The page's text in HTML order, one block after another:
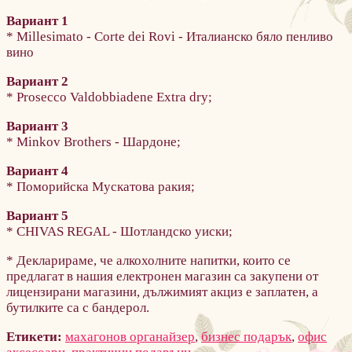
Вариант 1
* Millesimato - Corte dei Rovi - Италианско бяло пенливо
вино
Вариант 2
* Prosecco Valdobbiadene Extra dry;
Вариант 3
* Minkov Brothers - Шардоне;
Вариант 4
* Поморийска Мускатова ракия;
Вариант 5
* CHIVAS REGAL - Шотландско уиски;
* Декларираме, че алкохолните напитки, които се
предлагат в нашия електронен магазин са закупени от
лицензирани магазини, дължимият акциз е заплатен, а
бутилките са с бандерол.
Етикети: махагонов органайзер,бизнес подарък, офис